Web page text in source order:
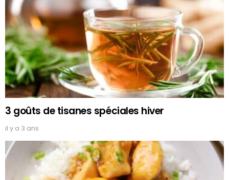
3 goûts de tisanes spéciales hiver
il y a 3 ans